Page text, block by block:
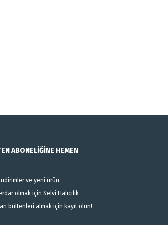
ABONELİĞİNE HEMEN
ve yeni ürün
olmak için Selvi Halıcılık
bültenleri almak için kayıt olun!